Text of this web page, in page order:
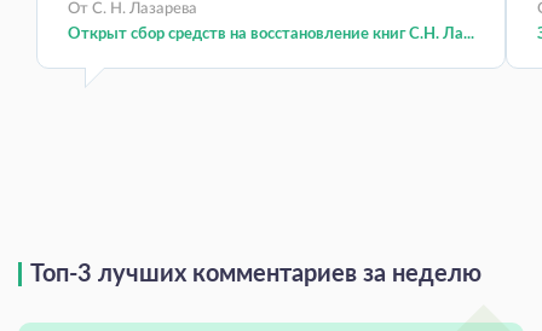
От С. Н. Лазарева
Открыт сбор средств на восстановление книг С.Н. Ла...
Топ-3 лучших комментариев за неделю